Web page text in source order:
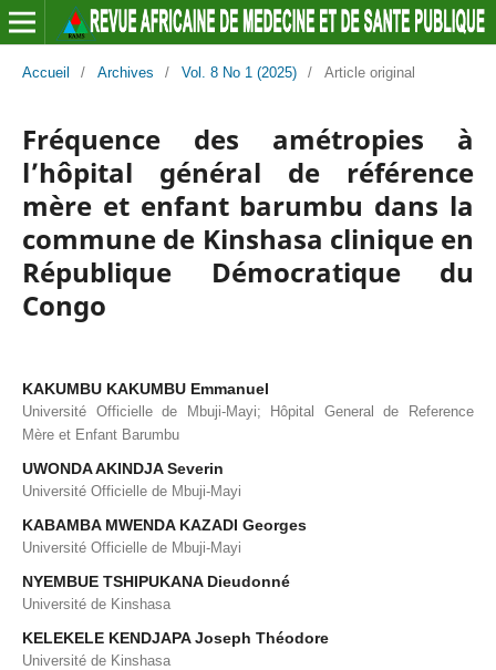
Accueil / Archives / Vol. 8 No 1 (2025) / Article original
Fréquence des amétropies à
l’hôpital général de référence
mère et enfant barumbu dans la
commune de Kinshasa clinique en
République Démocratique du
Congo
KAKUMBU KAKUMBU Emmanuel
Université Officielle de Mbuji-Mayi; Hôpital General de Reference
Mère et Enfant Barumbu
UWONDA AKINDJA Severin
Université Officielle de Mbuji-Mayi
KABAMBA MWENDA KAZADI Georges
Université Officielle de Mbuji-Mayi
NYEMBUE TSHIPUKANA Dieudonné
Université de Kinshasa
KELEKELE KENDJAPA Joseph Théodore
Université de Kinshasa